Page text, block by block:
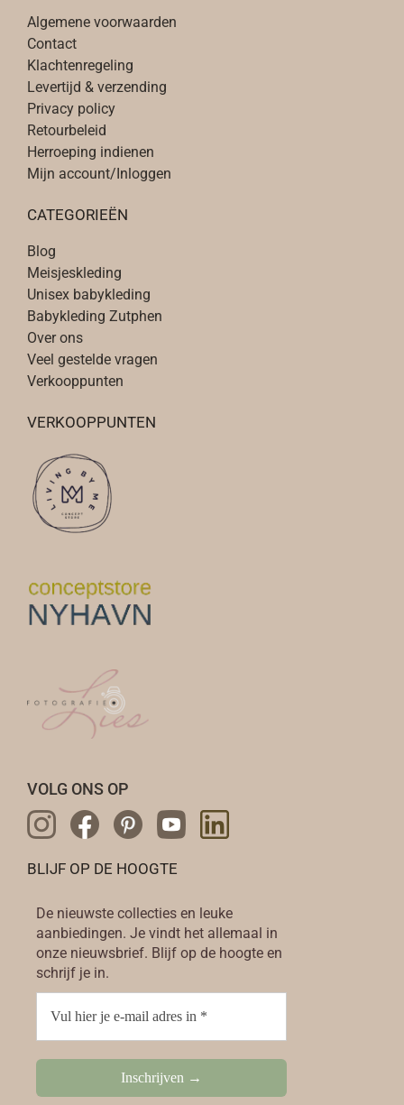
Algemene voorwaarden
Contact
Klachtenregeling
Levertijd & verzending
Privacy policy
Retourbeleid
Herroeping indienen
Mijn account/Inloggen
CATEGORIEËN
Blog
Meisjeskleding
Unisex babykleding
Babykleding Zutphen
Over ons
Veel gestelde vragen
Verkooppunten
VERKOOPPUNTEN
VOLG ONS OP
BLIJF OP DE HOOGTE
De nieuwste collecties en leuke
aanbiedingen. Je vindt het allemaal in
onze nieuwsbrief. Blijf op de hoogte en
schrijf je in.